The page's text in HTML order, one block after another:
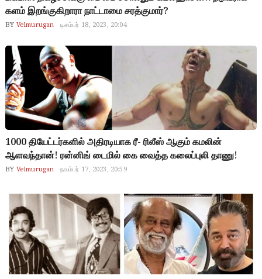
களம் இறங்குகிறாரா நாட்டாமை சரத்குமார்?
BY Velmurugan டிசம்பர் 18, 2023, 20:04
1000 தியேட்டர்களில் அதிரடியாக ரீ- ரிலீஸ் ஆகும் கமலின்
ஆளவந்தான்! ரன்னிங் டைமில் கை வைத்த கலைப்புலி தாணு!
BY Velmurugan நவம்பர் 17, 2023, 20:59